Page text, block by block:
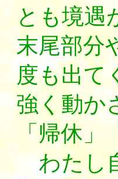
とも境遇
末尾部分
度も出て
強く動か
「帰休」
わたし自